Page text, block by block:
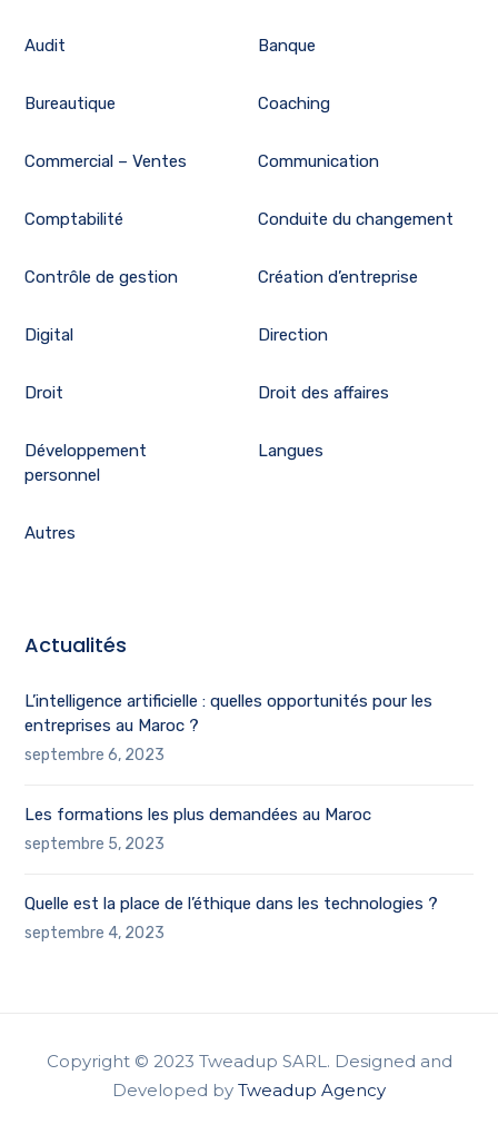
Audit Banque
Bureautique Coaching
Commercial – Ventes Communication
Comptabilité Conduite du changement
Contrôle de gestion Création d’entreprise
Digital Direction
Droit Droit des affaires
Développement
personnel
Langues
Autres
Actualités
L’intelligence artificielle : quelles opportunités pour les
entreprises au Maroc ?
septembre 6, 2023
Les formations les plus demandées au Maroc
septembre 5, 2023
Quelle est la place de l’éthique dans les technologies ?
septembre 4, 2023
Copyright © 2023 Tweadup SARL. Designed and
Developed by Tweadup Agency